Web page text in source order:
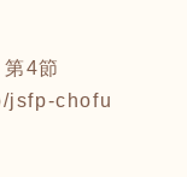
4節
jsfp-chofu